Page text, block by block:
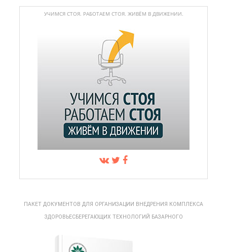
УЧИМСЯ СТОЯ. РАБОТАЕМ СТОЯ. ЖИВЁМ В ДВИЖЕНИИ.
ПАКЕТ ДОКУМЕНТОВ ДЛЯ ОРГАНИЗАЦИИ ВНЕДРЕНИЯ КОМПЛЕКСА
ЗДОРОВЬЕСБЕРЕГАЮЩИХ ТЕХНОЛОГИЙ БАЗАРНОГО